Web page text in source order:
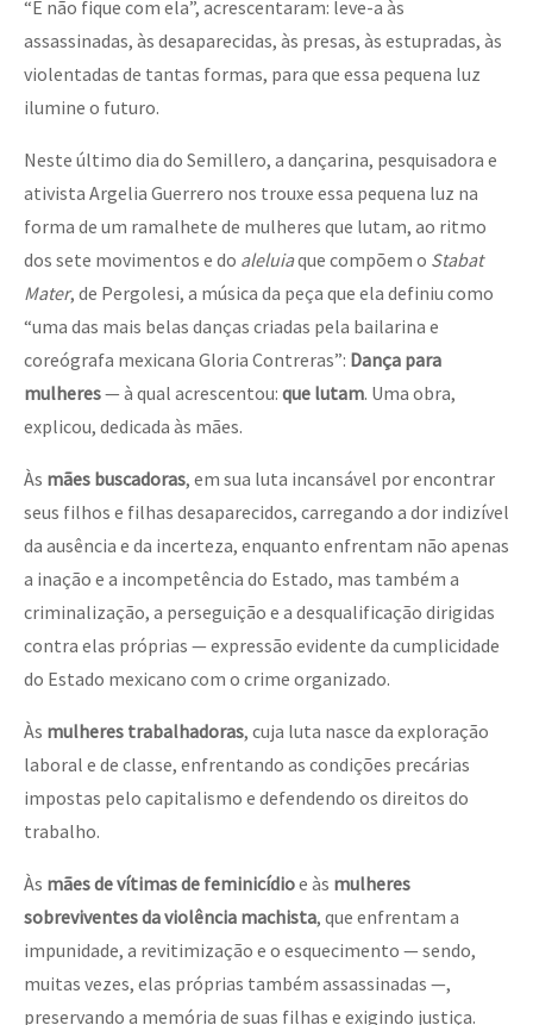
“E não fique com ela”, acrescentaram: leve-a às
assassinadas, às desaparecidas, às presas, às estupradas, às
violentadas de tantas formas, para que essa pequena luz
ilumine o futuro.
Neste último dia do Semillero, a dançarina, pesquisadora e
ativista Argelia Guerrero nos trouxe essa pequena luz na
forma de um ramalhete de mulheres que lutam, ao ritmo
dos sete movimentos e do aleluiaque compõem o Stabat
Mater, de Pergolesi, a música da peça que ela definiu como
“uma das mais belas danças criadas pela bailarina e
coreógrafa mexicana Gloria Contreras”: Dança para
mulheres— à qual acrescentou: que lutam. Uma obra,
explicou, dedicada às mães.
Às mães buscadoras, em sua luta incansável por encontrar
seus filhos e filhas desaparecidos, carregando a dor indizível
da ausência e da incerteza, enquanto enfrentam não apenas
a inação e a incompetência do Estado, mas também a
criminalização, a perseguição e a desqualificação dirigidas
contra elas próprias — expressão evidente da cumplicidade
do Estado mexicano com o crime organizado.
Às mulheres trabalhadoras, cuja luta nasce da exploração
laboral e de classe, enfrentando as condições precárias
impostas pelo capitalismo e defendendo os direitos do
trabalho.
Às mães de vítimas de feminicídioe às mulheres
sobreviventes da violência machista, que enfrentam a
impunidade, a revitimização e o esquecimento — sendo,
muitas vezes, elas próprias também assassinadas —,
preservando a memória de suas filhas e exigindo justiça.